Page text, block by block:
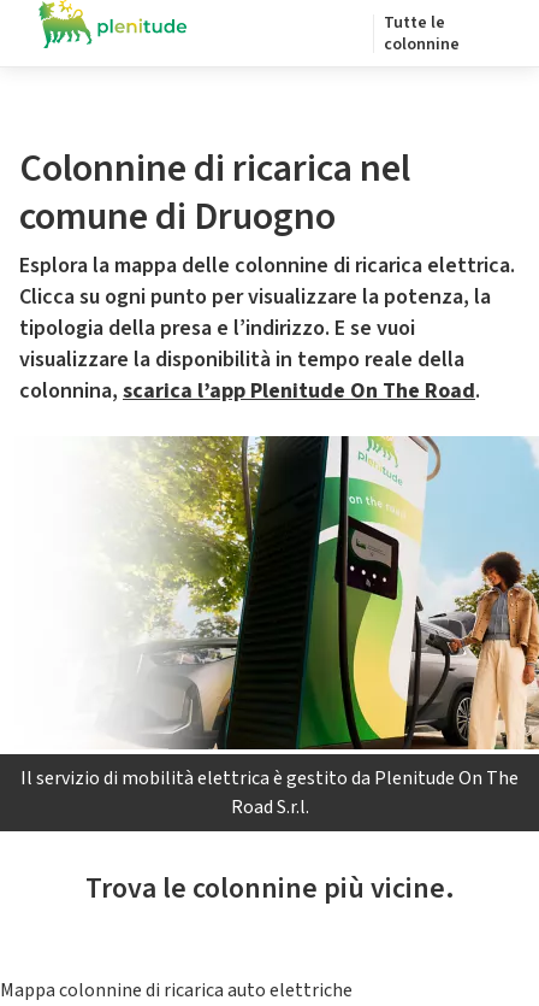
Tutte le
colonnine
Colonnine di ricarica nel
comune di Druogno
Esplora la mappa delle colonnine di ricarica elettrica.
Clicca su ogni punto per visualizzare la potenza, la
tipologia della presa e l’indirizzo. E se vuoi
visualizzare la disponibilità in tempo reale della
colonnina, scarica l’app Plenitude On The Road.
Il servizio di mobilità elettrica è gestito da Plenitude On The
Road S.r.l.
Trova le colonnine più vicine.
Mappa colonnine di ricarica auto elettriche